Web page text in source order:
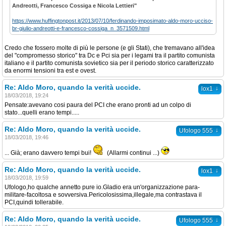
Andreotti, Francesco Cossiga e Nicola Lettieri"
https://www.huffingtonpost.it/2013/07/10/ferdinando-imposimato-aldo-moro-ucciso-
br-giulio-andreotti-e-francesco-cossiga_n_3571509.html
Credo che fossero molte di più le persone (e gli Stati), che tremavano all'idea
del "compromesso storico" tra Dc e Pci sia per i legami tra il partito comunista
italiano e il partito comunista sovietico sia per il periodo storico caratterizzato
da enormi tensioni tra est e ovest.
lox1 ↓
Re: Aldo Moro, quando la verità uccide.
18/03/2018, 19:24
Pensate:avevano cosi paura del PCI che erano pronti ad un colpo di
stato...quelli erano tempi.....
Ufologo 555 ↓
Re: Aldo Moro, quando la verità uccide.
18/03/2018, 19:46
... Già; erano davvero tempi bui! (Allarmi continui ...)
lox1 ↓
Re: Aldo Moro, quando la verità uccide.
18/03/2018, 19:59
Ufologo,ho qualche annetto pure io.Gladio era un'organizzazione para-
militare-facoltosa e sovversiva.Pericolosissima,illegale,ma contrastava il
PCI,quindi tollerabile.
Ufologo 555 ↓
Re: Aldo Moro, quando la verità uccide.